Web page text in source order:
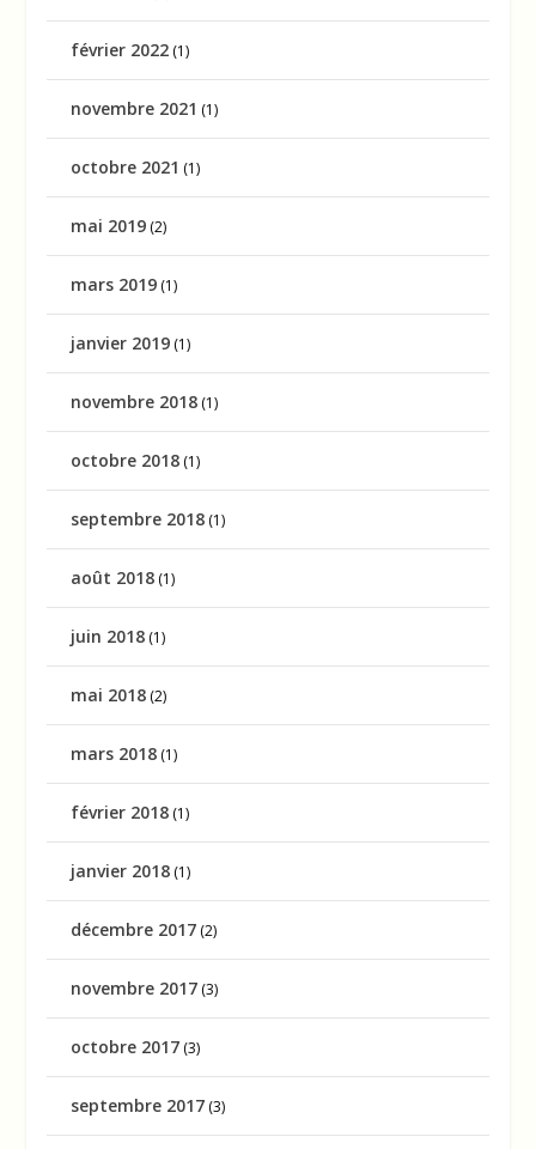
février 2022 (1)
novembre 2021 (1)
octobre 2021 (1)
mai 2019 (2)
mars 2019 (1)
janvier 2019 (1)
novembre 2018 (1)
octobre 2018 (1)
septembre 2018 (1)
août 2018 (1)
juin 2018 (1)
mai 2018 (2)
mars 2018 (1)
février 2018 (1)
janvier 2018 (1)
décembre 2017 (2)
novembre 2017 (3)
octobre 2017 (3)
septembre 2017 (3)